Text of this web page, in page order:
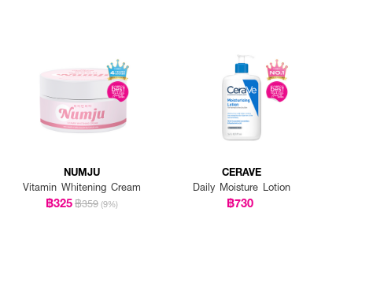
NUMJU
Vitamin Whitening Cream
฿325฿359 (9%)
CERAVE
Daily Moisture Lotion
฿730